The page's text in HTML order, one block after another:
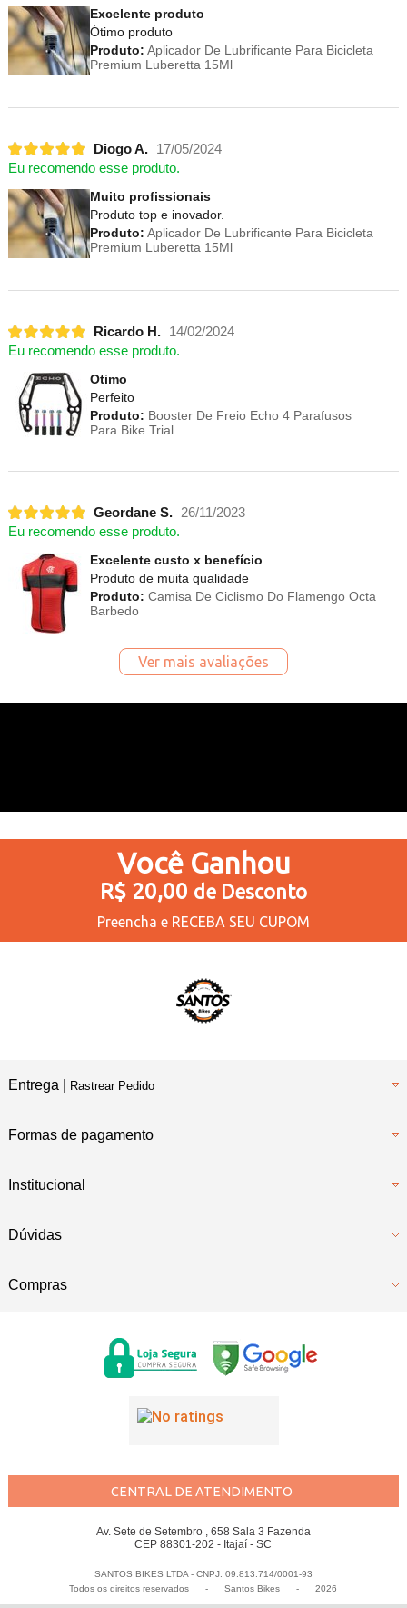
Excelente produto
Ótimo produto
Produto: Aplicador De Lubrificante Para Bicicleta
Premium Luberetta 15Ml
Diogo A.
17/05/2024
Eu recomendo esse produto.
Muito profissionais
Produto top e inovador.
Produto: Aplicador De Lubrificante Para Bicicleta
Premium Luberetta 15Ml
Ricardo H.
14/02/2024
Eu recomendo esse produto.
Otimo
Perfeito
Produto: Booster De Freio Echo 4 Parafusos
Para Bike Trial
Geordane S.
26/11/2023
Eu recomendo esse produto.
Excelente custo x benefício
Produto de muita qualidade
Produto: Camisa De Ciclismo Do Flamengo Octa
Barbedo
Ver mais avaliações
Você Ganhou
R$ 20,00 de Desconto
Preencha e RECEBA SEU CUPOM
Entrega | Rastrear Pedido
Formas de pagamento
Institucional
Dúvidas
Compras
CENTRAL DE ATENDIMENTO
Av. Sete de Setembro , 658 Sala 3 Fazenda
CEP 88301-202 - Itajaí - SC
SANTOS BIKES LTDA - CNPJ: 09.813.714/0001-93
Todos os direitos reservados
- Santos Bikes - 2026